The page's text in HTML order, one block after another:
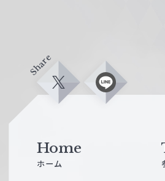
Share
X L
i
Home
ホーム